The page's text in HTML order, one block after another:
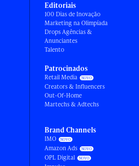
Editoriais
100 Dias de Inovação
Marketing na Olimpíada
Drops Agências &
Anunciantes
Talento
Patrocinados
Retail Media
Creators & Influencers
Out-Of-Home
Martechs & Adtechs
Brand Channels
IMO
Amazon Ads
OPL Digital